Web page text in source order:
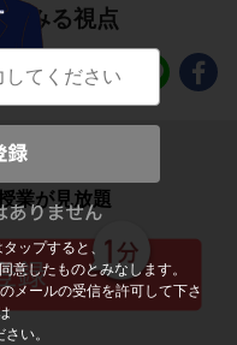
ップすると、
意したものとみなします。
メールの受信を許可して下さ
い。
みる視点
学び直しまで
業が見放題